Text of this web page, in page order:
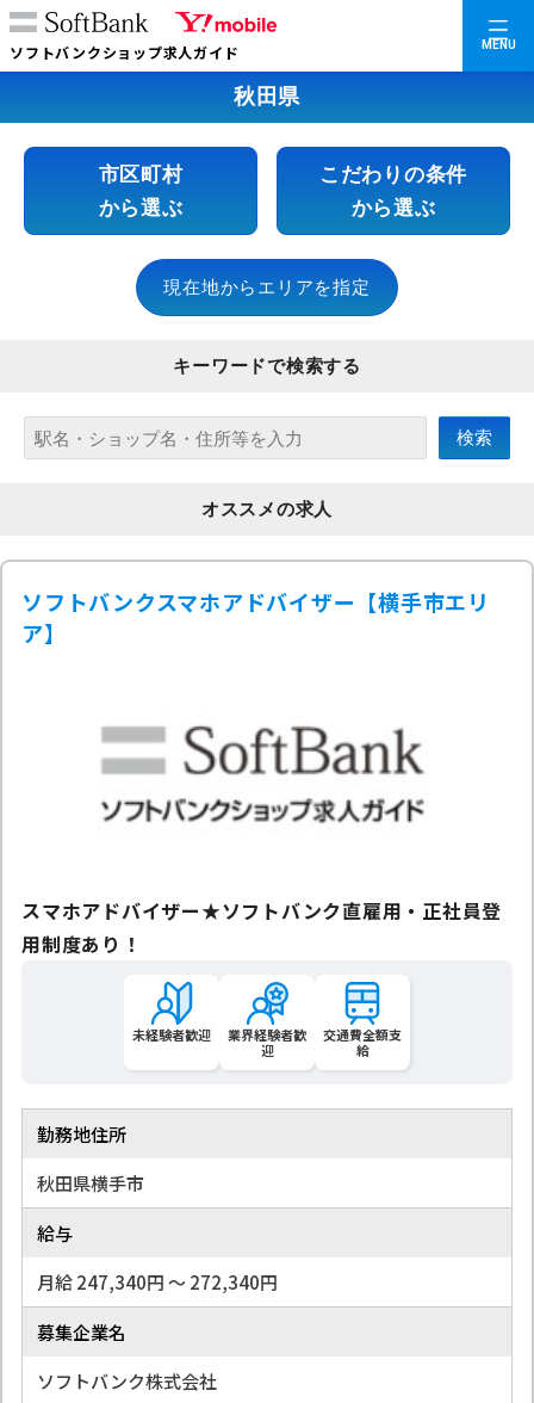
ソフトバンクショップ求人ガイド MENU
秋田県
市区町村
から選ぶ
こだわりの条件
から選ぶ
現在地からエリアを指定
キーワードで検索する
オススメの求人
ソフトバンクスマホアドバイザー【横手市エリ
ア】
スマホアドバイザー★ソフトバンク直雇用・正社員登
用制度あり！
未経験者歓迎
業界経験者歓
迎
交通費全額支
給
勤務地住所
秋田県横手市
給与
月給 247,340円 〜 272,340円
募集企業名
ソフトバンク株式会社